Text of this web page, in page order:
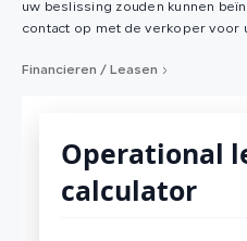
uw beslissing zouden kunnen
contact op met de verkoper voor
Financieren / Leasen